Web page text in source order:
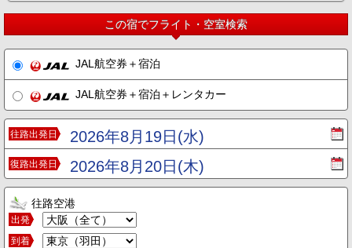
この宿でフライト・空室検索
JAL航空券＋宿泊
JAL航空券＋宿泊＋レンタカー
往路出発日 2026年8月19日(水)
復路出発日 2026年8月20日(木)
往路空港
出発
到着